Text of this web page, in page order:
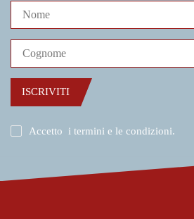
ISCRIVITI
Accetto i termini e le condizioni.